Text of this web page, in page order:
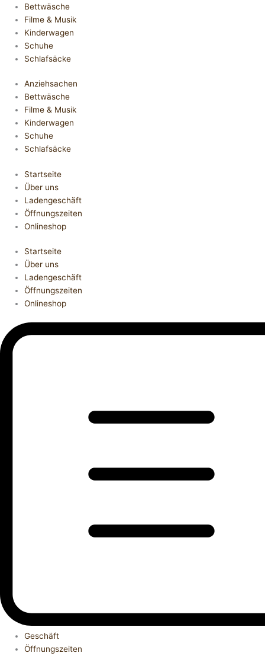
Bettwäsche
Filme & Musik
Kinderwagen
Schuhe
Schlafsäcke
Anziehsachen
Bettwäsche
Filme & Musik
Kinderwagen
Schuhe
Schlafsäcke
Startseite
Über uns
Ladengeschäft
Öffnungszeiten
Onlineshop
Startseite
Über uns
Ladengeschäft
Öffnungszeiten
Onlineshop
Geschäft
Öffnungszeiten